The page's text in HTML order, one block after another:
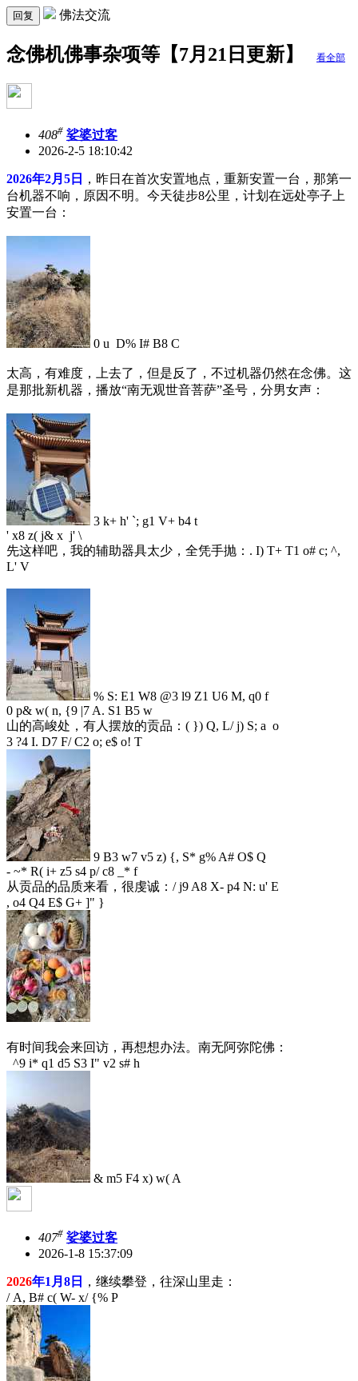
回复 佛法交流
念佛机佛事杂项等【7月21日更新】 看全部
408# 娑婆过客
2026-2-5 18:10:42
2026年2月5日
，昨日在首次安置地点，重新安置一台，那第一
台机器不响，原因不明。今天徒步8公里，计划在远处亭子上
安置一台：
0 u D% I# B8 C
太高，有难度，上去了，但是反了，不过机器仍然在念佛。这
是那批新机器，播放“南无观世音菩萨”圣号，分男女声：
3 k+ h' `; g1 V+ b4 t
' x8 z( j& x j' \
先这样吧，我的辅助器具太少，全凭手抛： . I) T+ T1 o# c; ^,
L' V
% S: E1 W8 @3 l9 Z1 U6 M, q0 f
0 p& w( n, {9 |7 A. S1 B5 w
山的高峻处，有人摆放的贡品： ( }) Q, L/ j) S; a o
3 ?4 I. D7 F/ C2 o; e$ o! T
9 B3 w7 v5 z) {, S* g% A# O$ Q
- ~* R( i+ z5 s4 p/ c8 _* f
从贡品的品质来看，很虔诚： / j9 A8 X- p4 N: u' E
, o4 Q4 E$ G+ ]" }
有时间我会来回访，再想想办法。南无阿弥陀佛：
^9 i* q1 d5 S3 I" v2 s# h
& m5 F4 x) w( A
407# 娑婆过客
2026-1-8 15:37:09
2026年1月8日
，继续攀登，往深山里走：
/ A, B# c( W- x/ {% P